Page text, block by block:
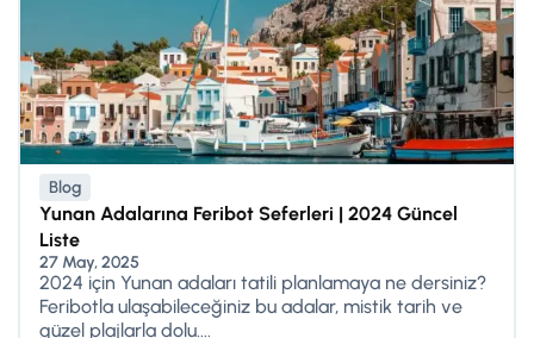
Blog
Yunan Adalarına Feribot Seferleri | 2024 Güncel
Liste
27 May, 2025
2024 için Yunan adaları tatili planlamaya ne dersiniz?
Feribotla ulaşabileceğiniz bu adalar, mistik tarih ve
güzel plajlarla dolu....